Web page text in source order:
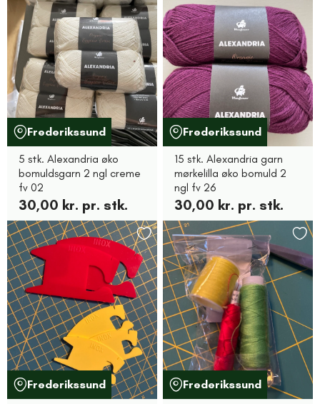
Frederikssund
5 stk. Alexandria øko
bomuldsgarn 2 ngl creme
fv 02
30,00 kr. pr. stk.
Frederikssund
15 stk. Alexandria garn
mørkelilla øko bomuld 2
ngl fv 26
30,00 kr. pr. stk.
Frederikssund
Frederikssund